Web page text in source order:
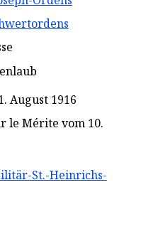
August 1916
le Mérite vom 10.
St.-Heinrichs-